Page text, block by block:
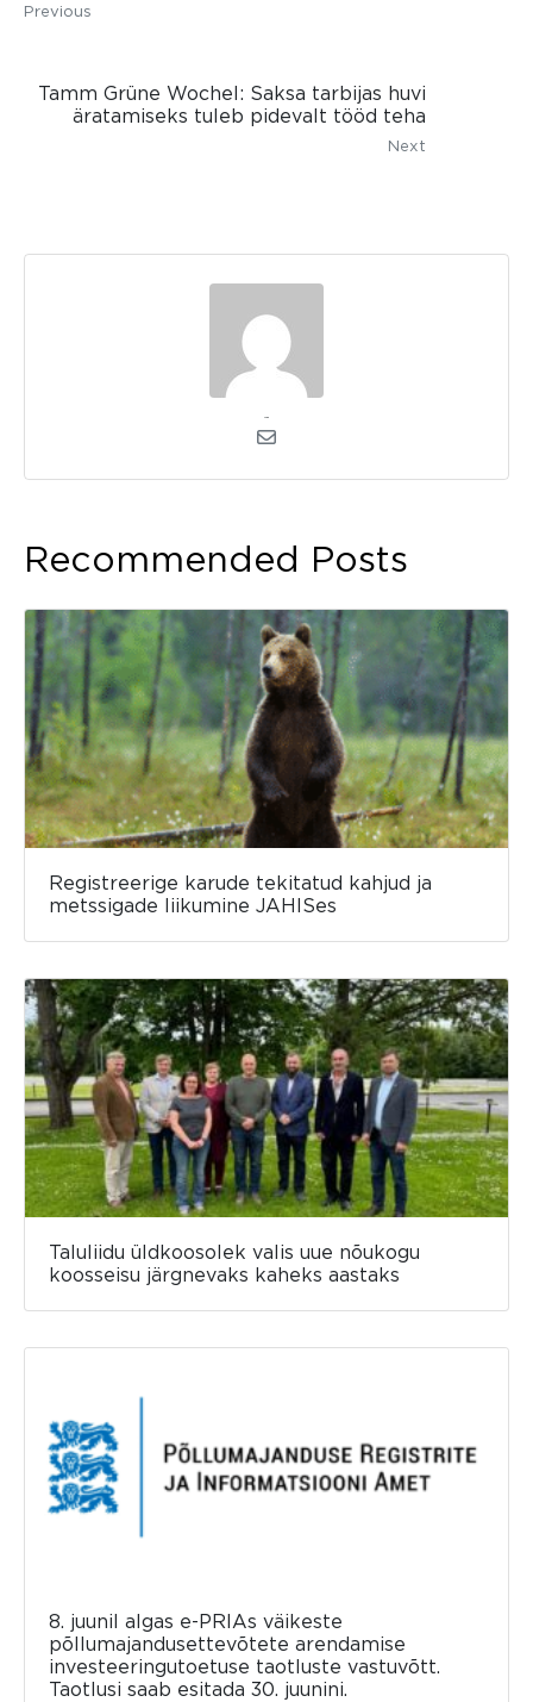
Previous
Tamm Grüne Wochel: Saksa tarbijas huvi
äratamiseks tuleb pidevalt tööd teha
Next
Recommended Posts
Registreerige karude tekitatud kahjud ja
metssigade liikumine JAHISes
Taluliidu üldkoosolek valis uue nõukogu
koosseisu järgnevaks kaheks aastaks
8. juunil algas e-PRIAs väikeste
põllumajandusettevõtete arendamise
investeeringutoetuse taotluste vastuvõtt.
Taotlusi saab esitada 30. juunini.